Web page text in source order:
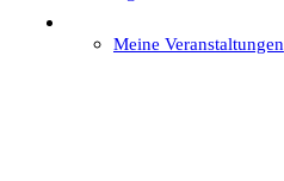
Meine Veranstaltungen